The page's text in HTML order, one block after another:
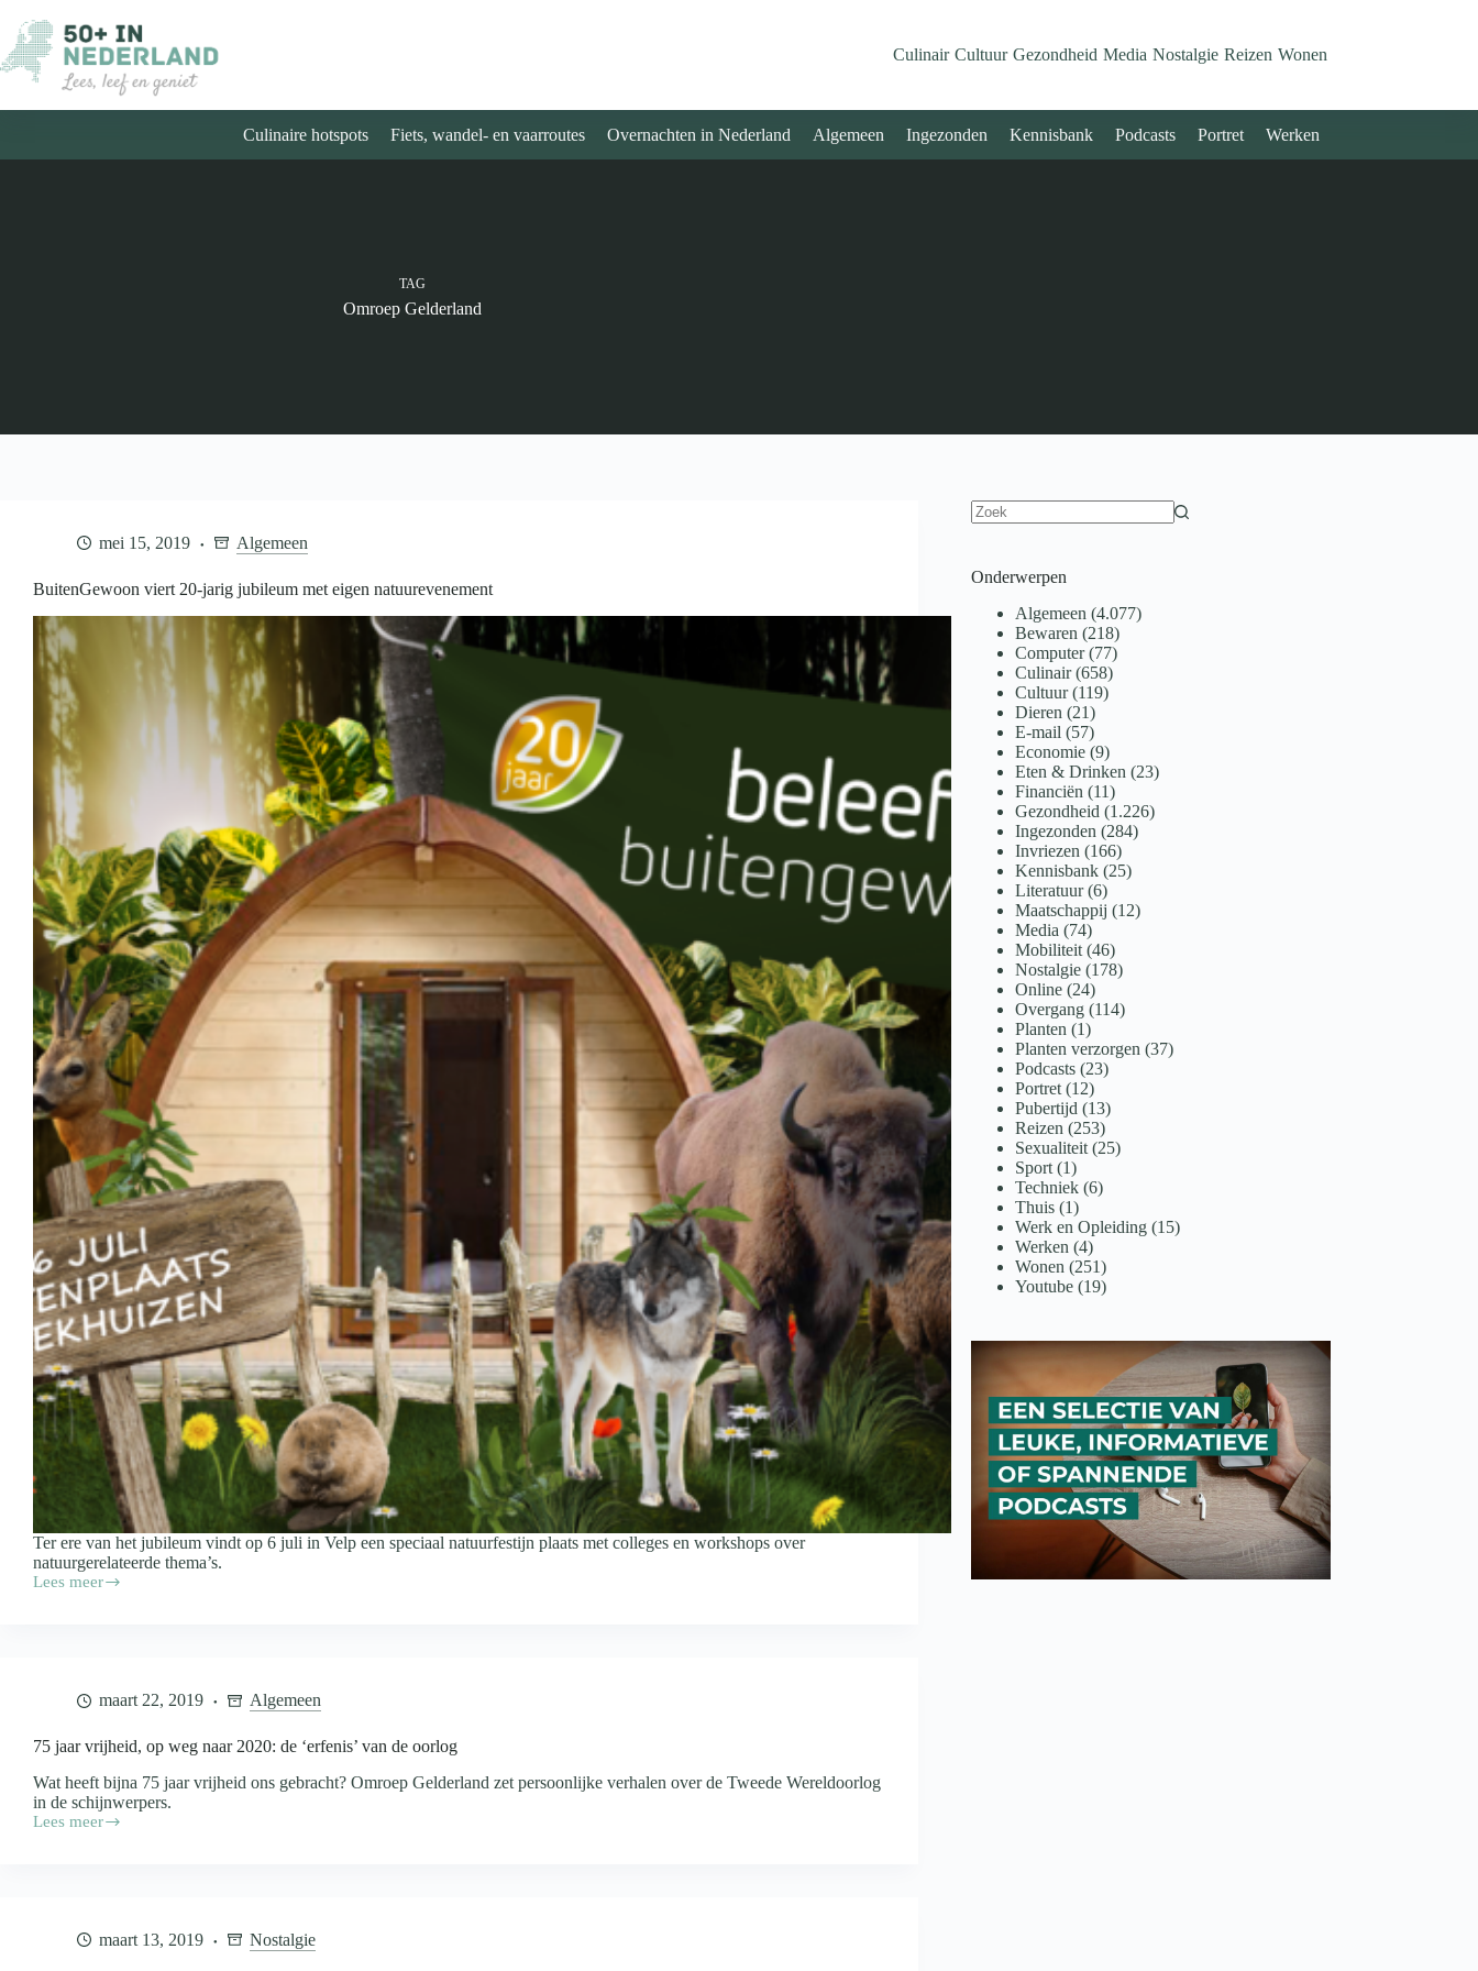
naar
de
inhoud
Culinair Cultuur Gezondheid Media Nostalgie Reizen Wonen
Culinaire hotspots Fiets, wandel- en vaarroutes Overnachten in Nederland Algemeen Ingezonden Kennisbank Podcasts Portret Werken
TAG
Omroep Gelderland
mei 15, 2019 Algemeen
BuitenGewoon viert 20-jarig jubileum met eigen natuurevenement
Ter ere van het jubileum vindt op 6 juli in Velp een speciaal natuurfestijn plaats met colleges en workshops over
natuurgerelateerde thema’s.
Lees meer
BuitenGewoon
eigen natuurevenement
maart 22, 2019 Algemeen
75 jaar vrijheid, op weg naar 2020: de ‘erfenis’ van de oorlog
Wat heeft bijna 75 jaar vrijheid ons gebracht? Omroep Gelderland zet persoonlijke verhalen over de Tweede Wereldoorlog
in de schijnwerpers.
Lees meer
75
maart 13, 2019 Nostalgie
Onderwerpen
Algemeen (4.077)
Bewaren (218)
Computer(77)
Culinair(658)
Cultuur(119)
Dieren (21)
E-mail (57)
Economie (9)
Eten & Drinken (23)
Financiën (11)
Gezondheid (1.226)
Ingezonden (284)
Invriezen (166)
Kennisbank (25)
Literatuur(6)
Maatschappij (12)
Media (74)
Mobiliteit (46)
Nostalgie (178)
Online (24)
Overgang (114)
Planten (1)
Planten verzorgen (37)
Podcasts (23)
Portret (12)
Pubertijd (13)
Reizen (253)
Sexualiteit (25)
Sport (1)
Techniek (6)
Thuis (1)
Werk en Opleiding (15)
Werken (4)
Wonen (251)
Youtube (19)